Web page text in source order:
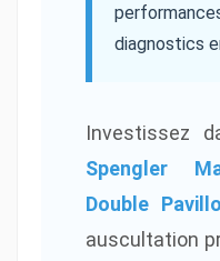
diagnostics
Investissez
Spengler
Double
auscultation